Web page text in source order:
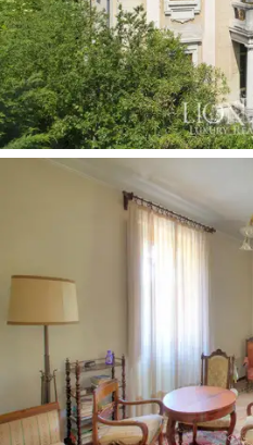
basen.
Obecnieosiedle
mieszkaniowych, jednak ze
szczególne położenie
turystycznym obiektem